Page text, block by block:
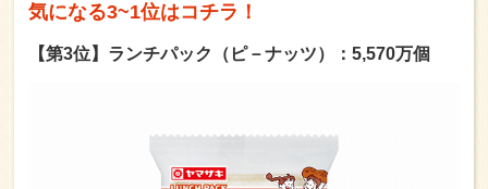
気になる3~1位はコチラ！
【第3位】ランチパック（ピ－ナッツ）：5,570万個